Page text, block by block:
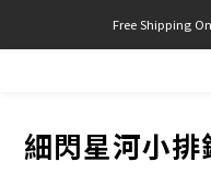
官網限定!
Free Shipping
官網限定
細閃星河小排